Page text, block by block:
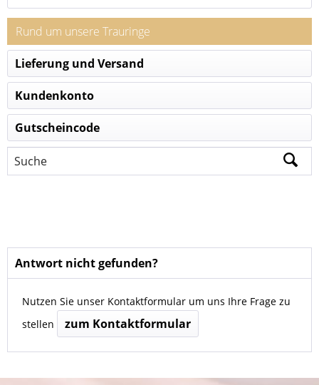
Rund um unsere Trauringe
Lieferung und Versand
Kundenkonto
Gutscheincode
Antwort nicht gefunden?
Nutzen Sie unser Kontaktformular um uns Ihre Frage zu
stellen
zum Kontaktformular